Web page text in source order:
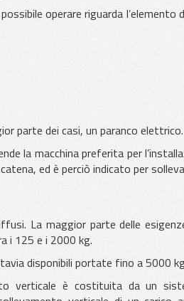
Paranchi
operare riguarda
parte dei casi, un paranco elettrico.
la macchina preferita per
ed è perciò indicato per
La maggior parte delle
i 125 e i 2000 kg.
disponibili portate fino a 5000
verticale è costituita da un